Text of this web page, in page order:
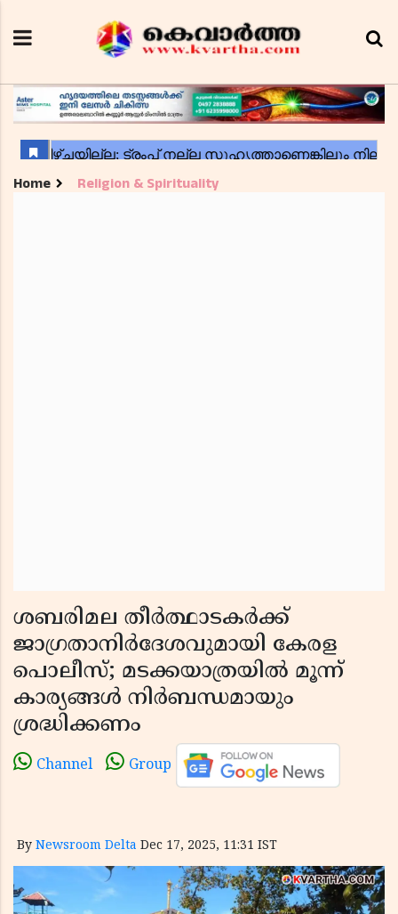
Home Religion & Spirituality
ശബരിമല തീർത്ഥാടകർക്ക്
ജാഗ്രതാനിർദേശവുമായി കേരള
പൊലീസ്; മടക്കയാത്രയിൽ മൂന്ന്
കാര്യങ്ങൾ നിർബന്ധമായും
ശ്രദ്ധിക്കണം
Channel Group
By Newsroom Delta Dec 17, 2025, 11:31 IST